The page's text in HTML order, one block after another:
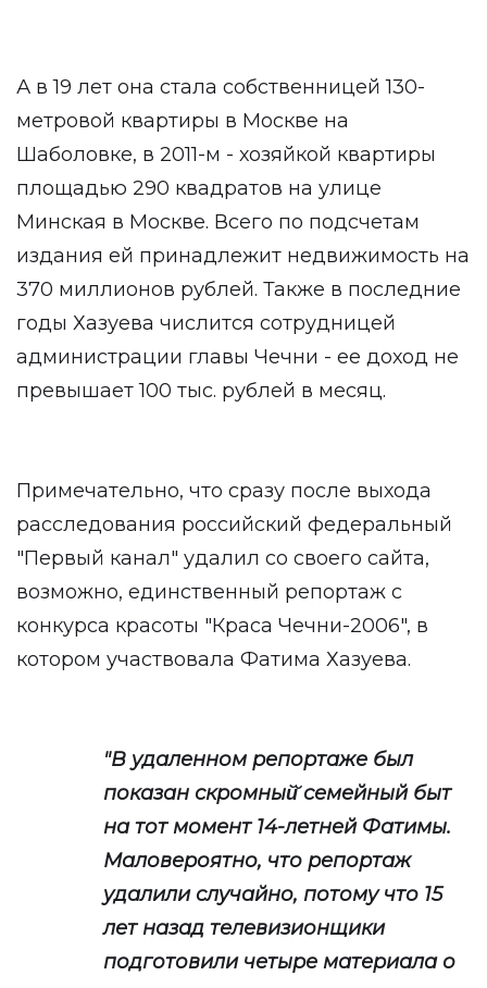
А в 19 лет она стала собственницей 130-
метровой квартиры в Москве на
Шаболовке, в 2011-м - хозяйкой квартиры
площадью 290 квадратов на улице
Минская в Москве. Всего по подсчетам
издания ей принадлежит недвижимость на
370 миллионов рублей. Также в последние
годы Хазуева числится сотрудницей
администрации главы Чечни - ее доход не
превышает 100 тыс. рублей в месяц.
Примечательно, что сразу после выхода
расследования российский федеральный
"Первый канал" удалил со своего сайта,
возможно, единственный репортаж с
конкурса красоты "Краса Чечни-2006", в
котором участвовала Фатима Хазуева.
"В удаленном репортаже был
показан скромный̆ семейный быт
на тот момент 14-летней Фатимы.
Маловероятно, что репортаж
удалили случайно, потому что 15
лет назад телевизионщики
подготовили четыре материала о